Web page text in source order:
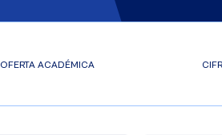
OFERTA ACADÉMICA